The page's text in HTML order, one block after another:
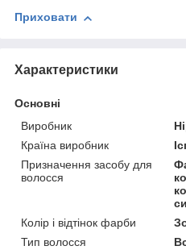
Приховати
Характеристики
Основні
Виробник
Країна виробник
Призначення засобу для
волосся
Колір і відтінок фарби
Тип волосся